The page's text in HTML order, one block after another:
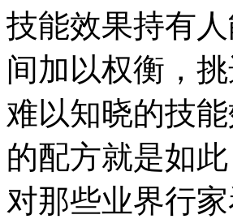
技能效果持有
间加以权衡，
难以知晓的技
的配方就是如
对那些业界行